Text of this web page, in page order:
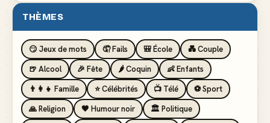
THÈMES
😏 Jeux de mots 🤦 Fails 🎒 École
💑 Couple
🍺 Alcool
🎉 Fête 🌶️ Coquin
👶 Enfants
👨‍👩‍👧 Famille
⭐ Célébrités 📺 Télé
⚽ Sport
🙏 Religion
🖤 Humour noir
🏛️ Politique